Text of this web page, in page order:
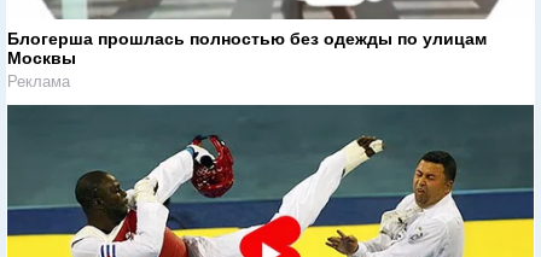
Блогерша прошлась полностью без одежды по улицам
Москвы
Реклама